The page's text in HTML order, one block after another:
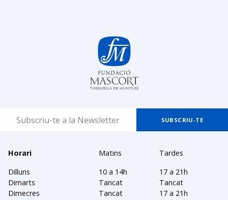
Horari Matins
Tardes
Dilluns
10 a 14h
17 a 21h
Dimarts
Tancat
Tancat
Dimecres
Tancat
17 a 21h